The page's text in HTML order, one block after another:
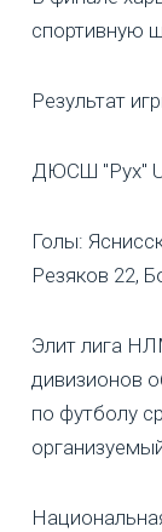
спортивную
Результат
ДЮСШ "Рух"
Голы:
Резяков 22,
Элит лига
дивизионов
по футболу